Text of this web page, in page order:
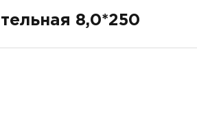
8,0*250